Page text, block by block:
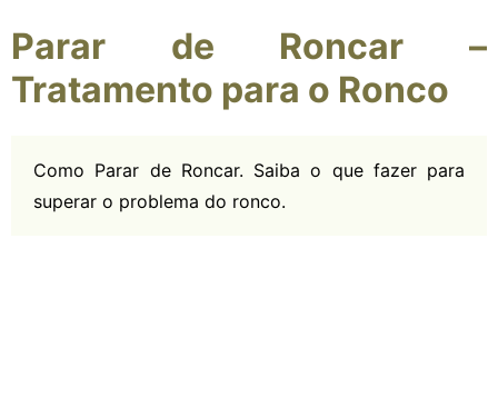
Parar de Roncar –
Tratamento para o Ronco
Como Parar de Roncar. Saiba o que fazer para
superar o problema do ronco.